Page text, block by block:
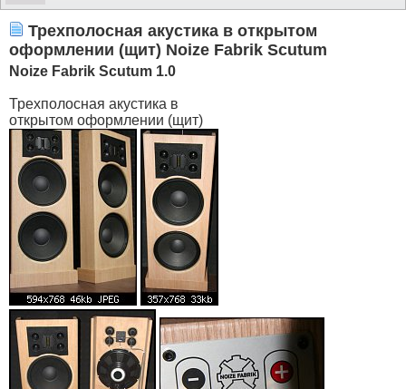
Трехполосная акустика в открытом
оформлении (щит) Noize Fabrik Scutum
Noize Fabrik Scutum 1.0
Трехполосная акустика в
открытом оформлении (щит)